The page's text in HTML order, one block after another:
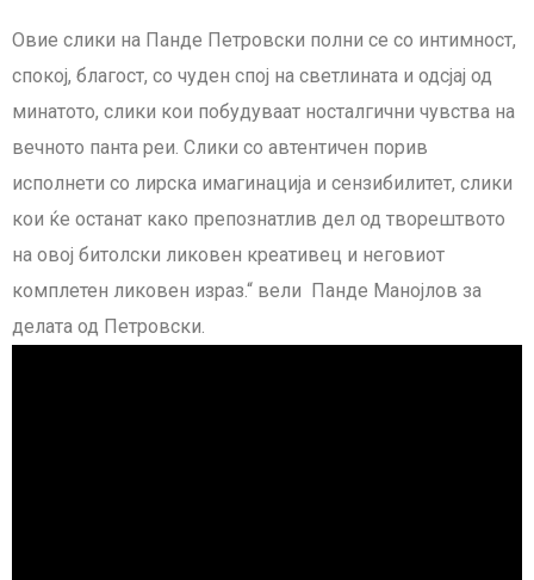
Овие слики на Панде Петровски полни се со интимност,
спокој, благост, со чуден спој на светлината и одсјај од
минатото, слики кои побудуваат носталгични чувства на
вечното панта реи. Слики со автентичен порив
исполнети со лирска имагинација и сензибилитет, слики
кои ќе останат како препознатлив дел од творештвото
на овој битолски ликовен креативец и неговиот
комплетен ликовен израз.“ вели Панде Манојлов за
делата од Петровски.